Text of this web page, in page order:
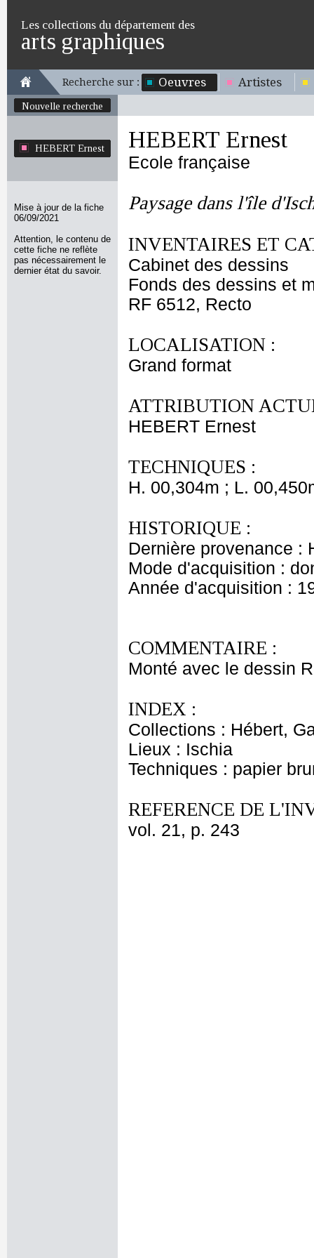
Les collections du département des
arts graphiques
Recherche sur : Oeuvres Artistes
Nouvelle recherche
HEBERT Ernest
Mise à jour de la fiche
06/09/2021
Attention, le contenu de
cette fiche ne reflète
pas nécessairement le
dernier état du savoir.
HEBERT Ernest
Ecole française
Paysage dans l'île
INVENTAIRES ET
Cabinet des dessins
Fonds des dessins et
RF 6512, Recto
LOCALISATION :
Grand format
ATTRIBUTION
HEBERT Ernest
TECHNIQUES :
H. 00,304m ; L.
HISTORIQUE :
Dernière provenance :
Mode d'acquisition :
Année d'acquisition :
COMMENTAIRE :
Monté avec le dessin
INDEX :
Collections : Hébert,
Lieux : Ischia
Techniques : papier
REFERENCE DE
vol. 21, p. 243